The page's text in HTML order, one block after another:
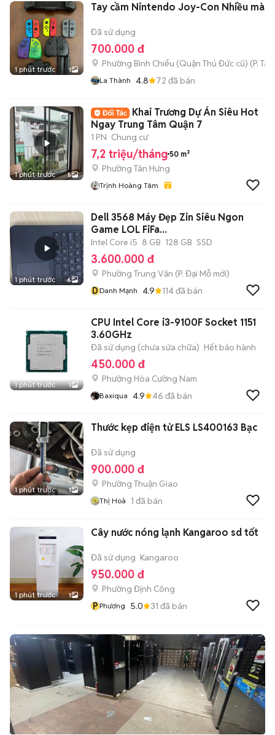
1 phút trước 1
Tay cầm Nintendo Joy-Con Nhiều màu
Đã sử dụng
700.000 đ
Phường Bình Chiểu (Quận Thủ Đức cũ) (P.
La Thành 4.8 72 đã bán
1 phút trước 5
Khai Trương Dự Án Siêu Hot
Ngay Trung Tâm Quận 7
1 PN Chung cư
7,2 triệu/tháng 50 m²
Phường Tân Hưng
Trịnh Hoàng Tâm
1 phút trước 6
Dell 3568 Máy Đẹp Zin Siêu Ngon
Game LOL FiFa...
Intel Core i5 8 GB 128 GB SSD
3.600.000 đ
Phường Trung Văn (P. Đại Mỗ mới)
DDanh Mạnh 4.9 114đã bán
1 phút trước 1
CPU Intel Core i3-9100F Socket 1151
3.60GHz
Đã sử dụng (chưa sửa chữa) Hết bảo hành
450.000 đ
Phường Hòa Cường Nam
Baxiqua 4.9 46 đã bán
1 phút trước 1
Thước kẹp điện tử ELS LS400163 Bạc
Đã sử dụng
900.000 đ
Phường Thuận Giao
Thị Hoà 1 đã bán
1 phút trước 1
Cây nước nóng lạnh Kangaroo sd tốt
Đã sử dụng Kangaroo
950.000 đ
Phường Định Công
P Phương 5.0 31 đã bán